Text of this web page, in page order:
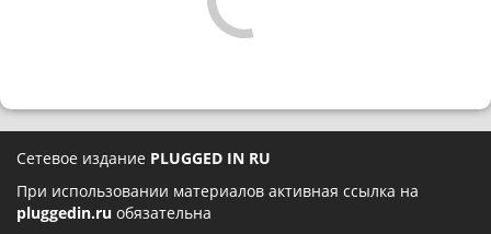
Сетевое издание PLUGGED IN RU
При использовании материалов активная ссылка на
pluggedin.ru обязательна